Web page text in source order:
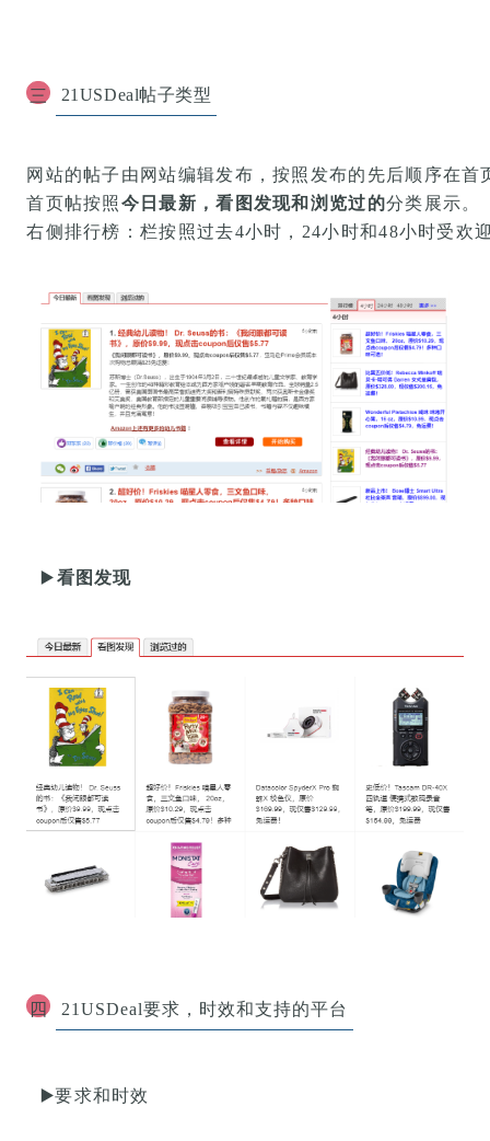
三 21USDeal帖子类型
网站的帖子由网站编辑发布 ，按照发布的 先后顺序在首
首页帖按照 今日最新，看图发现和浏览过的分类展示。
右侧排行榜：栏按照过去4小时，24小时和48小时受欢
▶️看图发现
四 21USDeal要求 ， 时效和支持的平台
▶️要求和时效